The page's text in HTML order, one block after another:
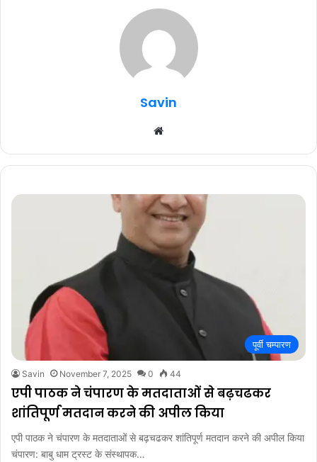
Savin
पूर्वी चम्पारण
Savin November 7, 2025 0 44
एपी पाठक ने चंपारण के मतदाताओं से बढ़चढकर
शांतिपूर्ण मतदान करने की अपील किया
एपी पाठक ने चंपारण के मतदाताओं से बढ़चढकर शांतिपूर्ण मतदान करने की अपील किया
चंपारण: बाबु धाम ट्रस्ट के संस्थापक…